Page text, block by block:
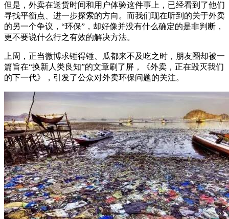
但是，外卖在送货时间和用户体验这件事上，已经看到了他们
寻找平衡点、进一步探索的方向。而我们现在听到的关于外卖
的另一个争议，“环保”，却好像并没有什么确定的是非判断，
更不要说什么行之有效的解决方法。
上周，正当微博求锤得锤、瓜都来不及吃之时，朋友圈却被一
篇旨在“换新人类良知”的文章刷了屏，《外卖，正在毁灭我们
的下一代》，引发了公众对外卖环保问题的关注。